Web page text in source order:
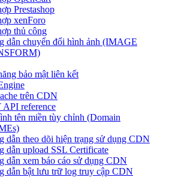
Prestashop
xenForo
thủ công
dẫn chuyển đổi hình ảnh (IMAGE
bảo mật liên kết
trên CDN
API reference
tên miền tùy chỉnh (Domain
dẫn theo dõi hiện trạng sử dụng CDN
dẫn upload SSL Certificate
dẫn xem báo cáo sử dụng CDN
dẫn bật lưu trữ log truy cập CDN